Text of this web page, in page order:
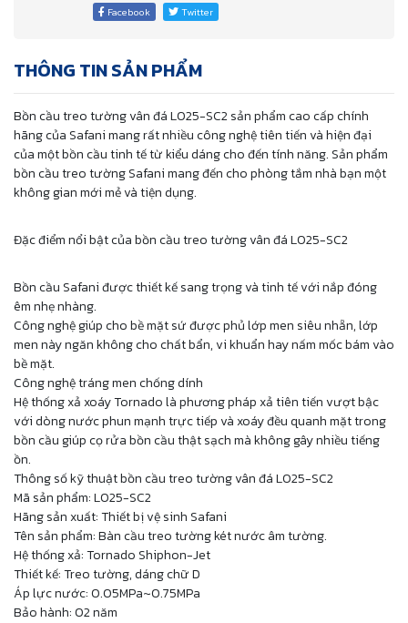
Facebook Twitter
THÔNG TIN SẢN PHẨM
Bồn cầu treo tường vân đá L025-SC2 sản phẩm cao cấp chính
hãng của Safani mang rất nhiều công nghệ tiên tiến và hiện đại
của một bồn cầu tinh tế từ kiểu dáng cho đến tính năng. Sản phẩm
bồn cầu treo tường Safani mang đến cho phòng tắm nhà bạn một
không gian mới mẻ và tiện dụng.
Đặc điểm nổi bật của bồn cầu treo tường vân đá L025-SC2
Bồn cầu Safani được thiết kế sang trọng và tinh tế với nắp đóng
êm nhẹ nhàng.
Công nghệ giúp cho bề mặt sứ được phủ lớp men siêu nhẵn, lớp
men này ngăn không cho chất bẩn, vi khuẩn hay nấm mốc bám vào
bề mặt.
Công nghệ tráng men chống dính
Hệ thống xả xoáy Tornado là phương pháp xả tiên tiến vượt bậc
với dòng nước phun mạnh trực tiếp và xoáy đều quanh mặt trong
bồn cầu giúp cọ rửa bồn cầu thật sạch mà không gây nhiều tiếng
ồn.
Thông số kỹ thuật bồn cầu treo tường vân đá L025-SC2
Mã sản phẩm: L025-SC2
Hãng sản xuất: Thiết bị vệ sinh Safani
Tên sản phẩm: Bàn cầu treo tường két nước âm tường.
Hệ thống xả: Tornado Shiphon-Jet
Thiết kế: Treo tường, dáng chữ D
Áp lực nước: 0.05MPa~0.75MPa
Bảo hành: 02 năm